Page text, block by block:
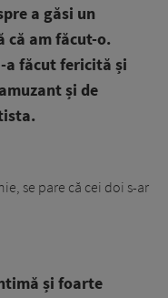
a găsi un
că am făcut-o.
a făcut fericită și
și de
se pare că cei doi s-ar
și foarte